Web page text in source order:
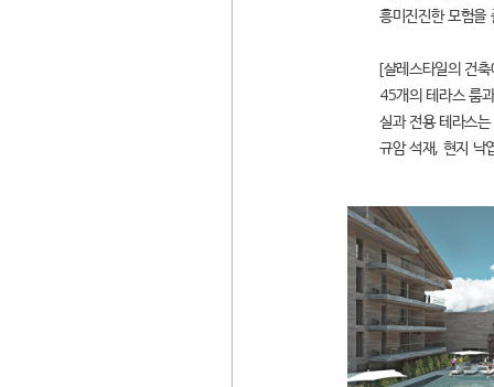
흥미진진한 모험을
[샬레스타일의 건
45개의 테라스 룸
실과 전용 테라스
규암 석재, 현지 낙